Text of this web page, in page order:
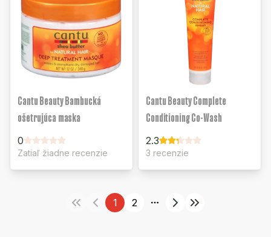
Cantu Beauty Bambucká
ošetrujúca maska
0
Zatiaľ žiadne recenzie
Cantu Beauty Complete
Conditioning Co-Wash
2.3
3 recenzie
1 2
More pages